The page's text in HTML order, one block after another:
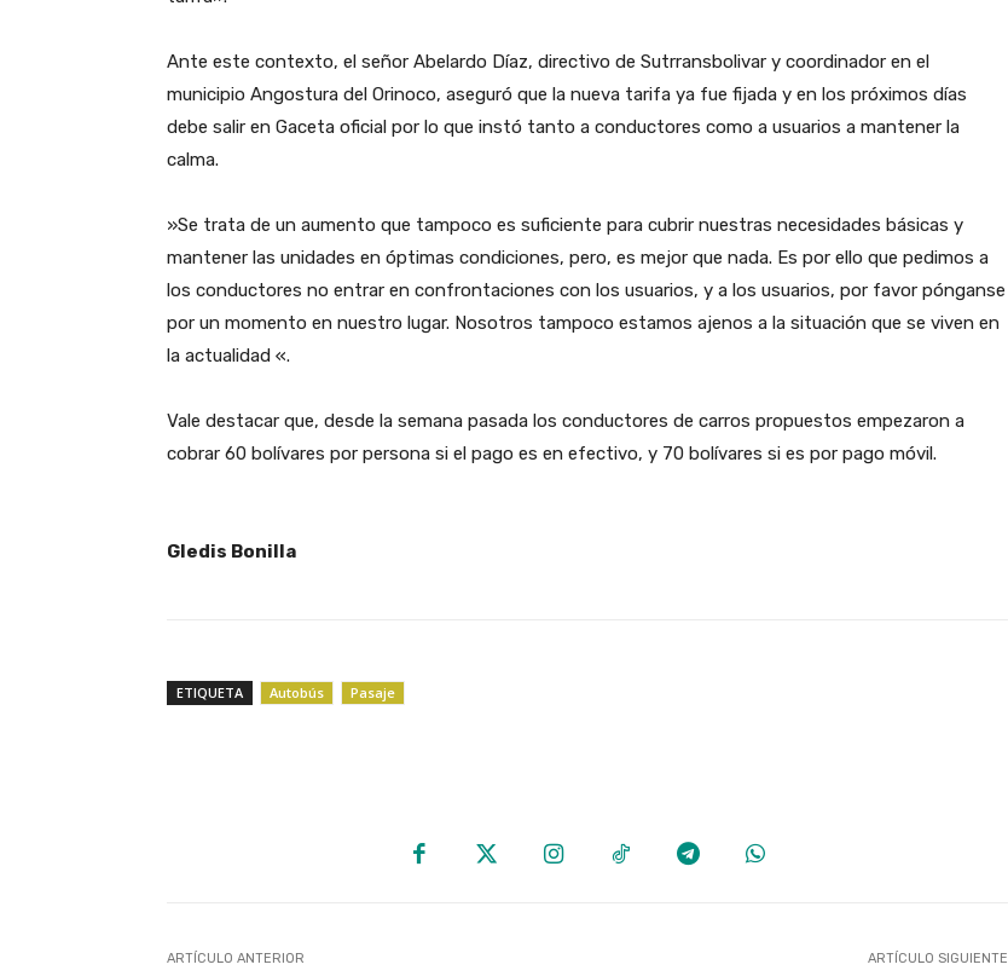
‎Ante este contexto, el señor Abelardo Díaz, directivo de Sutrransbolivar y coordinador en el
municipio Angostura del Orinoco, aseguró que la nueva tarifa ya fue fijada y en los próximos días
debe salir en Gaceta oficial por lo que instó tanto a conductores como a usuarios a mantener la
calma.
‎»Se trata de un aumento que tampoco es suficiente para cubrir nuestras necesidades básicas y
mantener las unidades en óptimas condiciones, pero, es mejor que nada. Es por ello que pedimos a
los conductores no entrar en confrontaciones con los usuarios, y a los usuarios, por favor pónganse
por un momento en nuestro lugar. Nosotros tampoco estamos ajenos a la situación que se viven en
la actualidad «.
‎Vale destacar que, desde la semana pasada los conductores de carros propuestos empezaron a
cobrar 60 bolívares por persona si el pago es en efectivo, y 70 bolívares si es por pago móvil.
‎Gledis Bonilla
ETIQUETA Autobús Pasaje
ARTÍCULO ANTERIOR ARTÍCULO SIGUIENTE